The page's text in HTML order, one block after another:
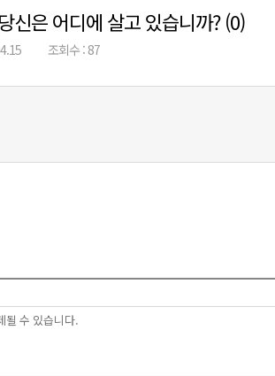
신은 어디에 살고 있습니까? (0)
조회수 : 87